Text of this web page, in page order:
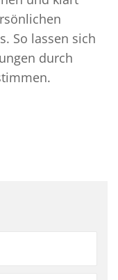
So lassen sich
durch